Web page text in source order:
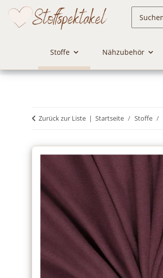
Stoffe Nähzubehör
Zurück zur Liste Startseite Stoffe